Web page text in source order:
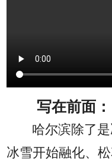
写在前面：
哈尔滨除了是
冰雪开始融化、